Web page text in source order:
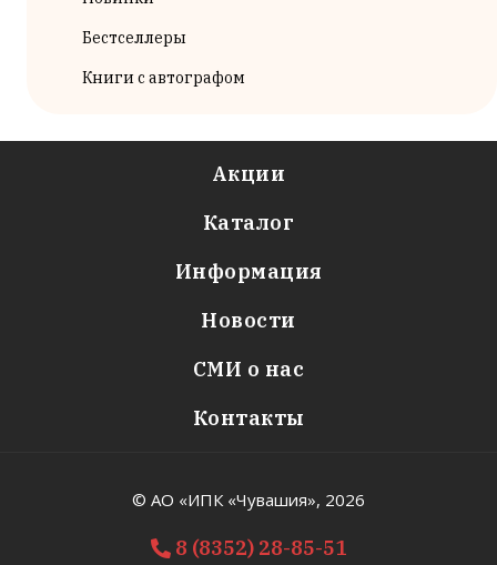
Бестселлеры
Книги с автографом
Акции
Каталог
Информация
Новости
СМИ о нас
Контакты
© АО «ИПК «Чувашия», 2026
8 (8352) 28-85-51